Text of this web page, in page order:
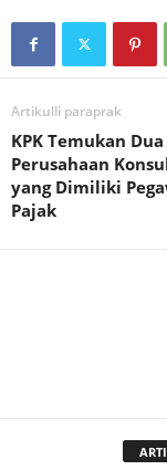
Artikulli paraprak
KPK Temukan Dua
Perusahaan
yang Dimiliki
Pajak